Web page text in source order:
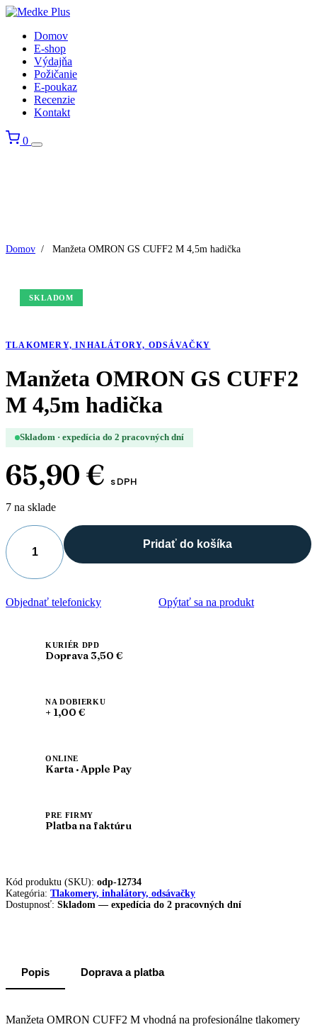
Domov
E-shop
Výdajňa
Požičanie
E-poukaz
Recenzie
Kontakt
0
Domov / Manžeta OMRON GS CUFF2 M 4,5m hadička
SKLADOM
TLAKOMERY, INHALÁTORY, ODSÁVAČKY
Manžeta OMRON GS CUFF2
M 4,5m hadička
Skladom · expedícia do 2 pracovných dní
65,90 € s DPH
7 na sklade
množstvo
Manžeta
OMRON
GS
CUFF2
Pridať do košíka
Objednať telefonicky Opýtať sa na produkt
KURIÉR DPD
Doprava 3,50 €
NA DOBIERKU
+ 1,00 €
ONLINE
Karta · Apple Pay
PRE FIRMY
Platba na faktúru
Kód produktu (SKU): odp-12734
Kategória: Tlakomery, inhalátory, odsávačky
Dostupnosť: Skladom — expedícia do 2 pracovných dní
Popis Doprava a platba
Manžeta OMRON CUFF2 M vhodná na profesionálne tlakomery